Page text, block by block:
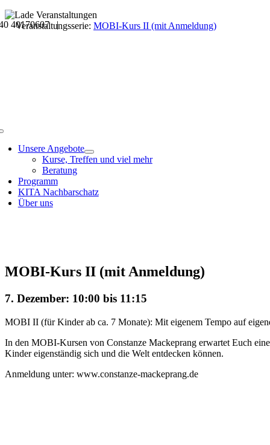
Skip
to 40170607 |
Unsere Angebote
Kurse, Treffen und viel mehr
Beratung
Programm
KITA Nachbarschatz
Über uns
Veranstaltungsdetails
Veranstaltungsserie: MOBI-Kurs II (mit Anmeldung)
MOBI-Kurs II (mit Anmeldung)
7. Dezember: 10:00 bis 11:15
MOBI II (für Kinder ab ca. 7 Monate): Mit eigenem Tempo auf
In den MOBI-Kursen von Constanze Mackeprang erwartet Euch
Kinder eigenständig sich und die Welt entdecken können.
Anmeldung unter: www.constanze-mackeprang.de